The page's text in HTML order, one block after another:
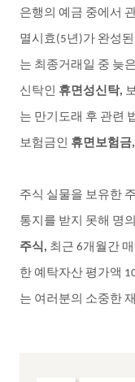
은행의 예금 중에서
멸시효 (5년 )가 완성된
는 최종거래일 중 늦은
신탁인
휴면성신탁,
는 만기도래 후 관련
보험금인
휴면보험금,
주식 실물을 보유한
통지를 받지 못해 명
주식 , 최근 6개월간
한 예탁자산 평가액
는 여러분의 소중한